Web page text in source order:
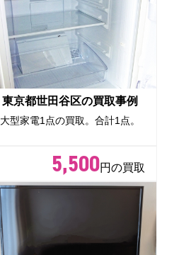
東京都世田谷区の買取事例
大型家電1点の買取。合計1点。
5,500円の買取